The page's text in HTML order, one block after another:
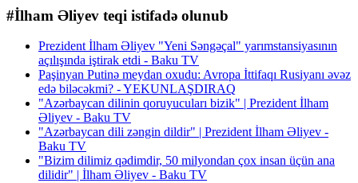
#İlham Əliyev teqi istifadə olunub
Prezident İlham Əliyev "Yeni Səngəçal" yarımstansiyasının
açılışında iştirak etdi - Baku TV
Paşinyan Putinə meydan oxudu: Avropa İttifaqı Rusiyanı əvəz
edə biləcəkmi? - YEKUNLAŞDIRAQ
"Azərbaycan dilinin qoruyucuları bizik" | Prezident İlham
Əliyev - Baku TV
"Azərbaycan dili zəngin dildir" | Prezident İlham Əliyev -
Baku TV
"Bizim dilimiz qədimdir, 50 milyondan çox insan üçün ana
dilidir" | İlham Əliyev - Baku TV